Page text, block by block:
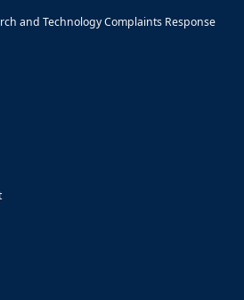
and Technology Complaints Response